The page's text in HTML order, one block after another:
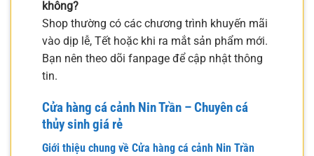
không?
Shop thường có các chương trình khuyến mãi
vào dịp lễ, Tết hoặc khi ra mắt sản phẩm mới.
Bạn nên theo dõi fanpage để cập nhật thông
tin.
Cửa hàng cá cảnh Nin Trần – Chuyên cá
thủy sinh giá rẻ
Giới thiệu chung về Cửa hàng cá cảnh Nin Trần